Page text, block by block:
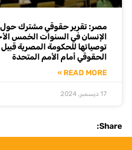
مصر: تقرير حقوقي مشترك حول
توصياتها للحكومة المصرية
الحقوقي أمام الأمم المتحدة
READ MORE »
17 ديسمبر, 2024
Share: